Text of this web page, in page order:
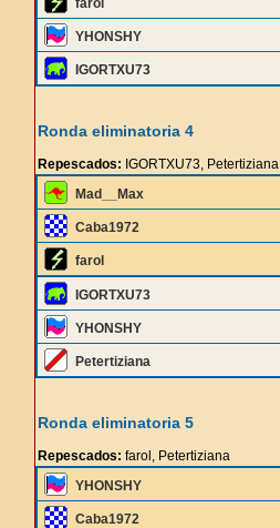
farol
YHONSHY
IGORTXU73
Ronda eliminatoria 4
Repescados: IGORTXU73, Petertiziana
Mad__Max
Caba1972
farol
IGORTXU73
YHONSHY
Petertiziana
Ronda eliminatoria 5
Repescados: farol, Petertiziana
YHONSHY
Caba1972